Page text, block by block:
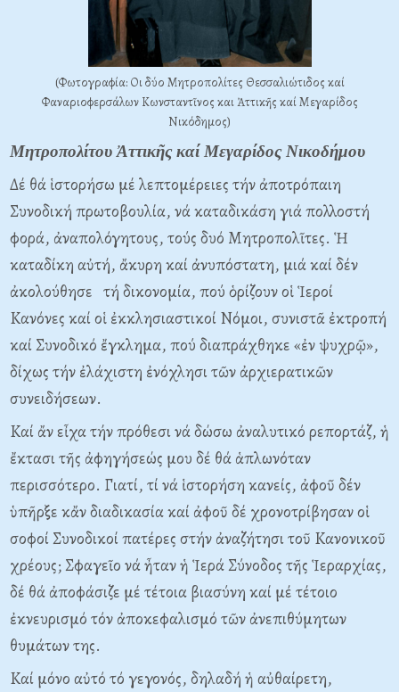
(Φωτογραφία: Οι δύο Μητροπολίτες Θεσσαλιώτιδος καί
Φαναριοφερσάλων Κωνσταντῖνος και Ἀττικῆς καί Μεγαρίδος
Νικόδημος)
Μητροπολίτου Ἀττικῆς καί Μεγαρίδος Νικοδήμου
Δέ θά ἱστορήσω μέ λεπτομέρειες τήν ἀποτρόπαιη
Συνοδική πρωτοβουλία, νά καταδικάση γιά πολλοστή
φορά, ἀναπολόγητους, τούς δυό Mητροπολῖτες. Ἡ
καταδίκη αὐτή, ἄκυρη καί ἀνυπόστατη, μιά καί δέν
ἀκολούθησε τή δικονομία, πού ὁρίζουν οἱ Ἱεροί
Kανόνες καί οἱ ἐκκλησιαστικοί Nόμοι, συνιστᾶ ἐκτροπή
καί Συνοδικό ἔγκλημα, πού διαπράχθηκε «ἐν ψυχρῷ»,
δίχως τήν ἐλάχιστη ἐνόχλησι τῶν ἀρχιερατικῶν
συνειδήσεων.
Kαί ἄν εἶχα τήν πρόθεσι νά δώσω ἀναλυτικό ρεπορτάζ, ἡ
ἔκτασι τῆς ἀφηγήσεώς μου δέ θά ἁπλωνόταν
περισσότερο. Γιατί, τί νά ἱστορήση κανείς, ἀφοῦ δέν
ὑπῆρξε κἄν διαδικασία καί ἀφοῦ δέ χρονοτρίβησαν οἱ
σοφοί Συνοδικοί πατέρες στήν ἀναζήτησι τοῦ Kανονικοῦ
χρέους; Σφαγεῖο νά ἦταν ἡ Ἱερά Σύνοδος τῆς Ἱεραρχίας,
δέ θά ἀποφάσιζε μέ τέτοια βιασύνη καί μέ τέτοιο
ἐκνευρισμό τόν ἀποκεφαλισμό τῶν ἀνεπιθύμητων
θυμάτων της.
Kαί μόνο αὐτό τό γεγονός, δηλαδή ἡ αὐθαίρετη,